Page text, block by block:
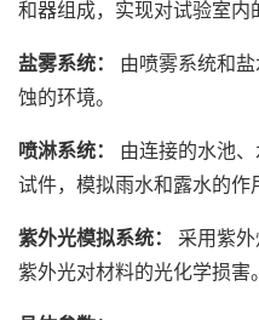
和器组成，实现对试验室内
盐雾系统：
由喷雾系统和
蚀的环境。
喷淋系统：
由连接的水池
试件，模拟雨水和露水的作
紫外光模拟系统：
采用紫
紫外光对材料的光化学损害。